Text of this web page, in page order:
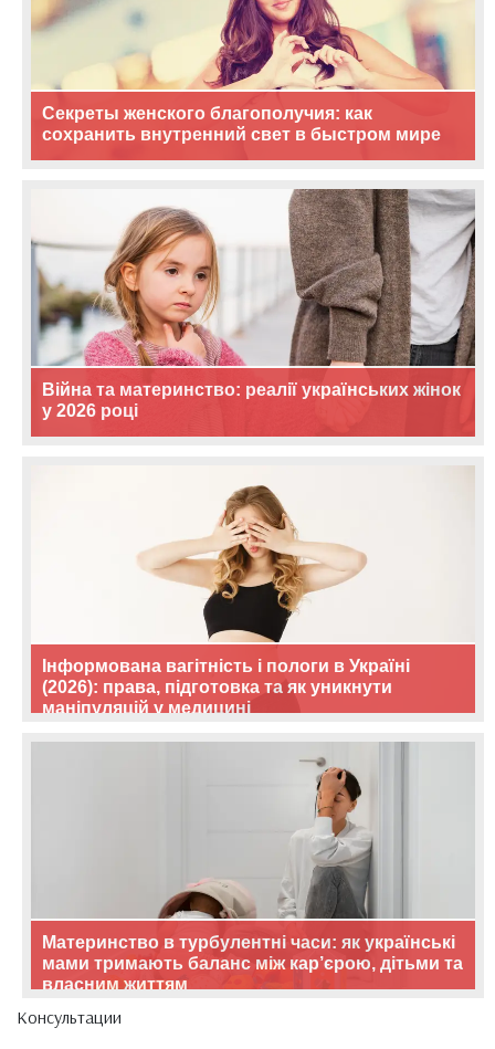
Секреты женского благополучия: как
сохранить внутренний свет в быстром мире
Війна та материнство: реалії українських жінок
у 2026 році
Інформована вагітність і пологи в Україні
(2026): права, підготовка та як уникнути
маніпуляцій у медицині
Материнство в турбулентні часи: як українські
мами тримають баланс між кар’єрою, дітьми та
власним життям
Консультации